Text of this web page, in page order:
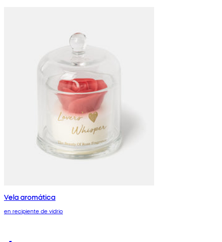
Vela aromática
en recipiente de vidrio